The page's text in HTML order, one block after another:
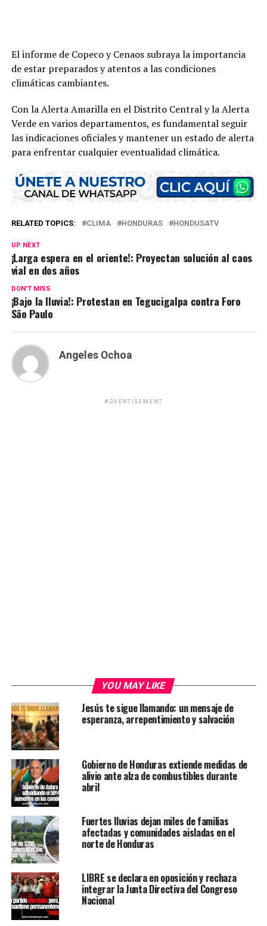
El informe de Copeco y Cenaos subraya la importancia
de estar preparados y atentos a las condiciones
climáticas cambiantes.
Con la Alerta Amarilla en el Distrito Central y la Alerta
Verde en varios departamentos, es fundamental seguir
las indicaciones oficiales y mantener un estado de alerta
para enfrentar cualquier eventualidad climática.
RELATED TOPICS: CLIMA HONDURAS HONDUSATV
UP NEXT
¡Larga espera en el oriente!: Proyectan solución al caos
vial en dos años
DON'T MISS
¡Bajo la lluvia!: Protestan en Tegucigalpa contra Foro
São Paulo
Angeles Ochoa
ADVERTISEMENT
YOU MAY LIKE
Jesús te sigue llamando: un mensaje de
esperanza, arrepentimiento y salvación
Gobierno de Honduras extiende medidas de
alivio ante alza de combustibles durante
abril
Fuertes lluvias dejan miles de familias
afectadas y comunidades aisladas en el
norte de Honduras
LIBRE se declara en oposición y rechaza
integrar la Junta Directiva del Congreso
Nacional